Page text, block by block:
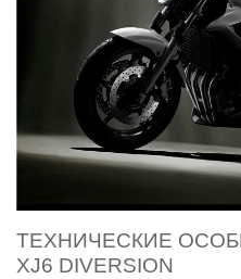
ТЕХНИЧЕСКИЕ
XJ6 DIVERSION